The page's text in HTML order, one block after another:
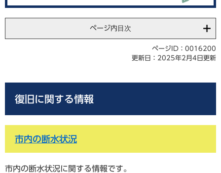
ページ内目次
ページID：0016200
更新日：2025年2月4日更新
復旧に関する情報
市内の断水状況
市内の断水状況に関する情報です。